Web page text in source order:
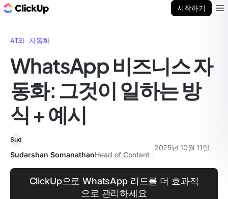
시작하기
AI와 자동화
WhatsApp 비즈니스 자
동화: 그것이 일하는 방
식 + 예시
Sudarshan SomanathanHead of Content
2025년 10월 11일
ClickUp으로 WhatsApp 리드를 더 효과적
으로 관리하세요